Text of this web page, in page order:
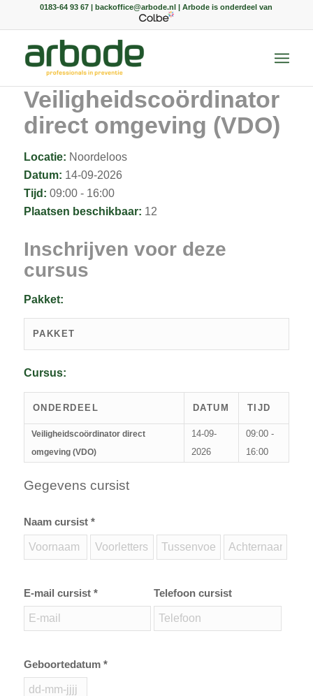
0183-64 93 67 | backoffice@arbode.nl | Arbode is onderdeel van
Veiligheidscoördinator
direct omgeving (VDO)
Locatie: Noordeloos
Datum: 14-09-2026
Tijd: 09:00 - 16:00
Plaatsen beschikbaar: 12
Inschrijven voor deze
cursus
Pakket:
PAKKET
Cursus:
ONDERDEEL DATUM TIJD
Veiligheidscoördinator direct
omgeving (VDO)
14-09-
2026
09:00 -
16:00
Gegevens cursist
Naam cursist *
E-mail cursist * Telefoon cursist
Geboortedatum *